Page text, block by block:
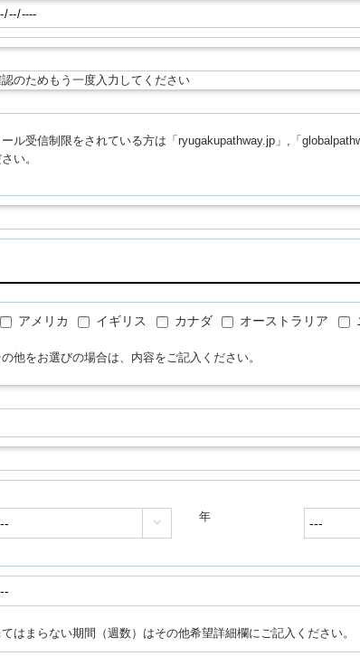
のためもう一度入力してください
ール受信制限をされている方は「ryugakupathway.jp」,「
い。
アメリカ イギリス カナダ オーストラリア
の他をお選びの場合は、内容をご記入ください。
 年
てはまらない期間（週数）はその他希望詳細欄にご記入ください。